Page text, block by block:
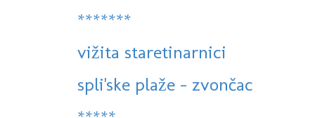
*******
vižita staretinarnici
spli'ske plaže - zvončac